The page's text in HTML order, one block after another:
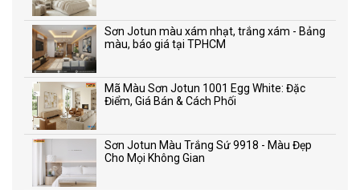
Sơn Jotun màu xám nhạt, trắng xám - Bảng
màu, báo giá tại TPHCM
Mã Màu Sơn Jotun 1001 Egg White: Đặc
Điểm, Giá Bán & Cách Phối
Sơn Jotun Màu Trắng Sứ 9918 - Màu Đẹp
Cho Mọi Không Gian